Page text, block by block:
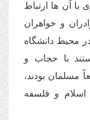
با آن ها ارتباط
و خواهران
محیط دانشگاه
با حجاب و
مسلمان بودند،
اسلام و فلسفه